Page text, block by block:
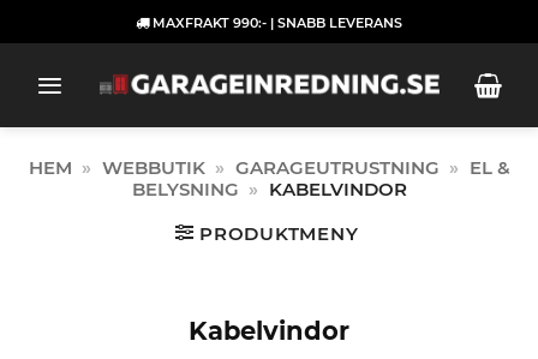
to
MAXFRAKT 990:- | SNABB LEVERANS
HEM » WEBBUTIK » GARAGEUTRUSTNING » EL &
BELYSNING » KABELVINDOR
PRODUKTMENY
Kabelvindor